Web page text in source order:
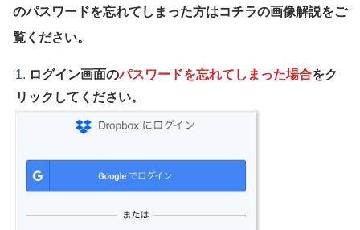
のパスワードを忘れてしまった方はコチラの画像解説をご
覧ください。
ログイン画面のパスワードを忘れてしまった場合をク
リックしてください。